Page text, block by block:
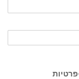
פרטיות